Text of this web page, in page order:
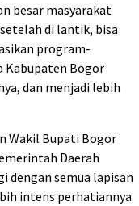
besar masyarakat
di lantik, bisa
program-
Kabupaten Bogor
dan menjadi lebih
Wakil Bupati Bogor
Daerah
dengan semua lapisan
intens perhatiannya